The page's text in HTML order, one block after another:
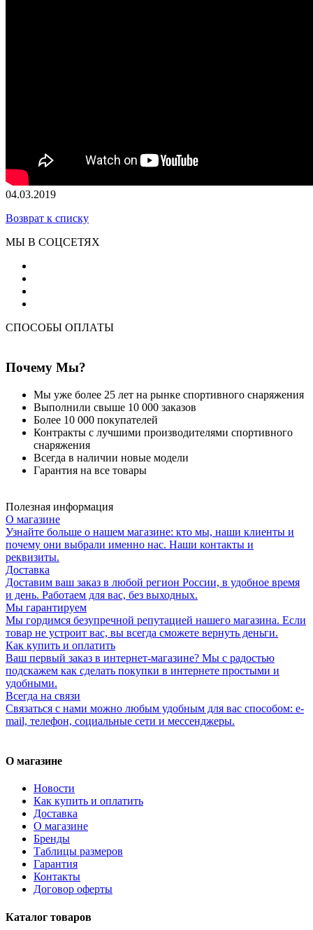
04.03.2019
Возврат к списку
МЫ В СОЦСЕТЯХ
СПОСОБЫ ОПЛАТЫ
Почему Мы?
Мы уже более 25 лет на рынке спортивного снаряжения
Выполнили свыше 10 000 заказов
Более 10 000 покупателей
Контракты с лучшими производителями спортивного
снаряжения
Всегда в наличии новые модели
Гарантия на все товары
Полезная информация
О магазине
Узнайте больше о нашем магазине: кто мы, наши клиенты и
почему они выбрали именно нас. Наши контакты и
реквизиты.
Доставка
Доставим ваш заказ в любой регион России, в удобное время
и день. Работаем для вас, без выходных.
Мы гарантируем
Мы гордимся безупречной репутацией нашего магазина. Если
товар не устроит вас, вы всегда сможете вернуть деньги.
Как купить и оплатить
Ваш первый заказ в интернет-магазине? Мы с радостью
подскажем как сделать покупки в интернете простыми и
удобными.
Всегда на связи
Связаться с нами можно любым удобным для вас способом: e-
mail, телефон, социальные сети и мессенджеры.
О магазине
Новости
Как купить и оплатить
Доставка
О магазине
Бренды
Таблицы размеров
Гарантия
Контакты
Договор оферты
Каталог товаров